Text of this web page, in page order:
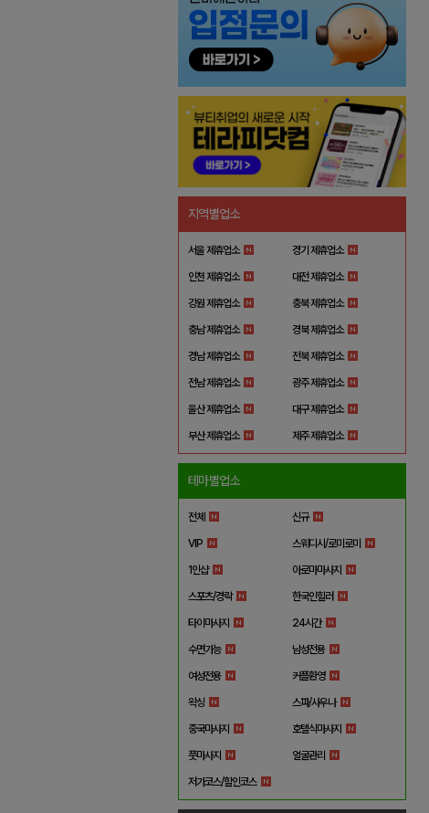
지역별업소
서울 제휴업소 경기 제휴업소
인천 제휴업소 대전 제휴업소
강원 제휴업소 충북 제휴업소
충남 제휴업소 경북 제휴업소
경남 제휴업소 전북 제휴업소
전남 제휴업소 광주 제휴업소
울산 제휴업소 대구 제휴업소
부산 제휴업소 제주 제휴업소
테마별업소
전체 신규
VIP 스웨디시/로미로미
1인샵 아로마마사지
스포츠/경락 한국인힐러
타이마사지 24시간
수면가능 남성전용
여성전용 커플환영
왁싱 스파/사우나
중국마사지 호텔식마사지
풋마사지 얼굴관리
저가코스/할인코스